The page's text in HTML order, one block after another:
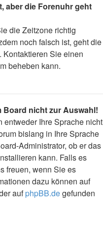
aber die Forenuhr geht
die Zeitzone richtig
noch falsch ist, geht die
Kontaktieren Sie einen
beheben kann.
Board nicht zur Auswahl!
entweder Ihre Sprache nicht
bislang in Ihre Sprache
Administrator, ob er das
kann. Falls es
freuen, wenn Sie es
dazu können auf
aufphpBB.degefunden